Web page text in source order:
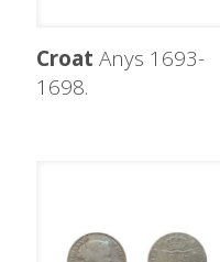
Croat Anys 1693-
1698.